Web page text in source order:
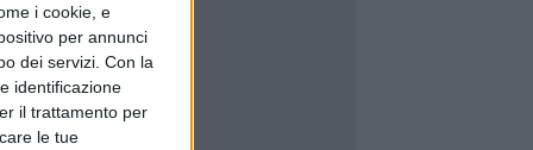
i cookie, e
per annunci
dei servizi. Con la
identificazione
il trattamento per
le tue